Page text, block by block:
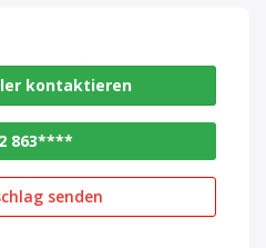
kontaktieren
863****
senden